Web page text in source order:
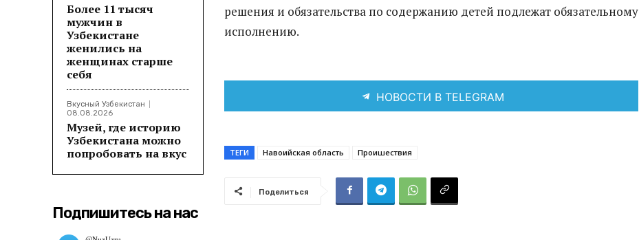
Более 11 тысяч
мужчин в
Узбекистане
женились на
женщинах старше
себя
Вкусный Узбекистан
08.08.2026
Музей, где историю
Узбекистана можно
попробовать на вкус
Подпишитесь на нас
решения и обязательства по содержанию детей подлежат обязательному
исполнению.
НОВОСТИ В TELEGRAM
ТЕГИ Навоийская область Проишествия
Поделиться